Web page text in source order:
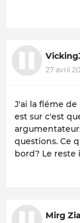
27 avril
J'ai la fléme de
est sur c'est
questions. Ce
bord? Le reste
Mirg